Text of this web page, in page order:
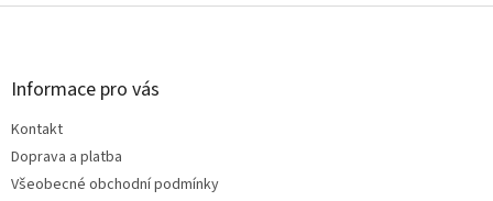
Z
Informace pro vás
Kontakt
Doprava a platba
Všeobecné obchodní podmínky